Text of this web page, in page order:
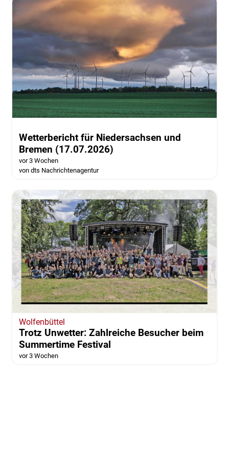
Wetterbericht für Niedersachsen und
Bremen (17.07.2026)
vor 3 Wochen
von dts Nachrichtenagentur
Wolfenbüttel
Trotz Unwetter: Zahlreiche Besucher beim
Summertime Festival
vor 3 Wochen